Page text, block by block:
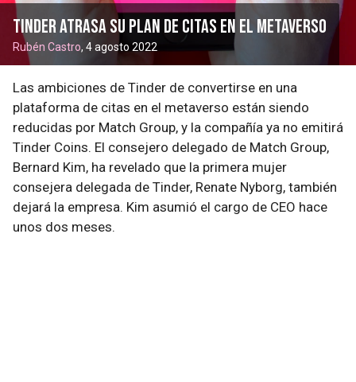
Tinder atrasa su plan de citas en el metaverso
Rubén Castro, 4 agosto 2022
Las ambiciones de Tinder de convertirse en una
plataforma de citas en el metaverso están siendo
reducidas por Match Group, y la compañía ya no emitirá
Tinder Coins. El consejero delegado de Match Group,
Bernard Kim, ha revelado que la primera mujer
consejera delegada de Tinder, Renate Nyborg, también
dejará la empresa. Kim asumió el cargo de CEO hace
unos dos meses.